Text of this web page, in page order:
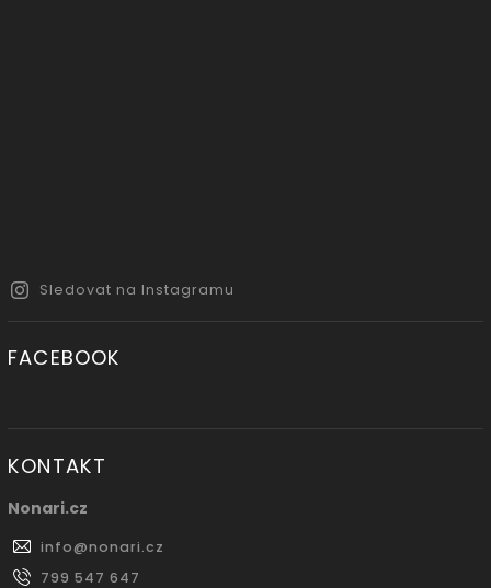
Sledovat na Instagramu
FACEBOOK
KONTAKT
Nonari.cz
info@nonari.cz
799 547 647